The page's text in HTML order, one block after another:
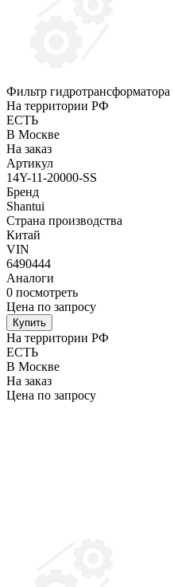
Фильтр гидротрансформатора
На территории РФ
ЕСТЬ
В Москве
На заказ
Артикул
14Y-11-20000-SS
Бренд
Shantui
Страна производства
Китай
VIN
6490444
Аналоги
0 посмотреть
Цена по запросу
Купить
На территории РФ
ЕСТЬ
В Москве
На заказ
Цена по запросу